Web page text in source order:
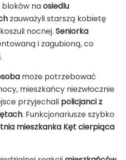
bloków naosiedlu
zauważyli starszą kobietę
nocnej. Seniorka
i zagubioną, co
może potrzebować
mieszkańcy niezwłocznie
przyjechali policjanci z
. Funkcjonariusze szybko
mieszkanka Kęt cierpiąca